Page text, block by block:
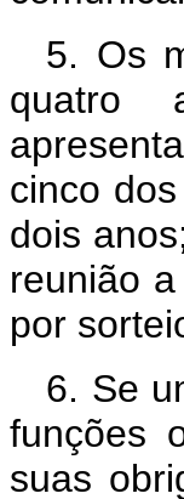
5. Os
quatro
cinco
dois
reunião
por
6. Se
funções
suas